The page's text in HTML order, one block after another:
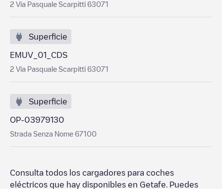
2 Via Pasquale Scarpitti 63071
Superficie
EMUV_01_CDS
2 Via Pasquale Scarpitti 63071
Superficie
OP-03979130
Strada Senza Nome 67100
Consulta todos los cargadores para coches
eléctricos que hay disponibles en Getafe . Puedes